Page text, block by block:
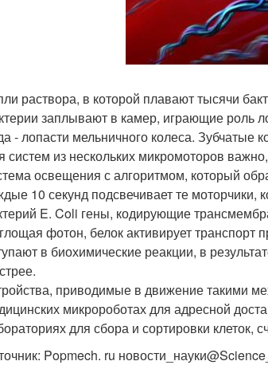
раствора, в которой плавают тысячи
заплывают в камер, играющие роль
- лопасти мельничного колеса. Зубчатые
систем из нескольких микромоторов
освещения с алгоритмом, который
10 секунд подсвечивает те
E. Coli гены, кодирующие
фотон, белок активирует транспорт
в биохимические реакции, в
приводимые в движение такими
микророботах для адресной
для сбора и сортировки клеток,
Popmech. ru